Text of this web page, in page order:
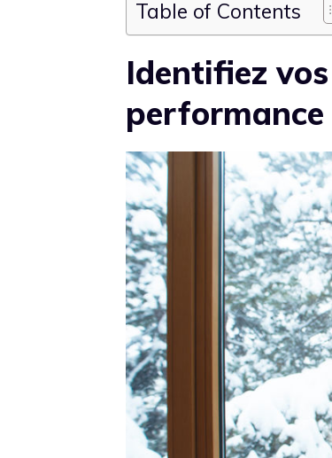
Table of Contents
Identifiez